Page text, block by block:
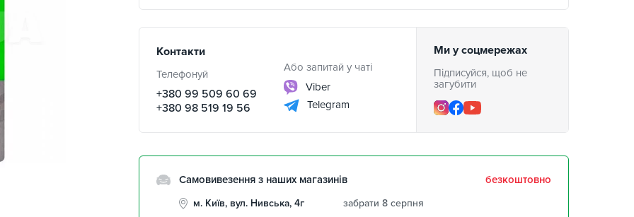
Контакти
Телефонуй
+380 99 509 60 69
+380 98 519 19 56
Або запитай у чаті
Viber
Telegram
Ми у соцмережах
Підписуйся, щоб не
загубити
Самовивезення з наших магазинів безкоштовно
м. Київ, вул. Нивська, 4г
забрати 8 серпня